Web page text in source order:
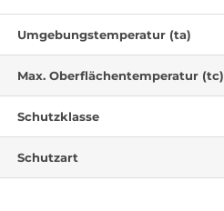
Umgebungstemperatur (ta)
Max. Oberflächentemperatur (tc)
Schutzklasse
Schutzart